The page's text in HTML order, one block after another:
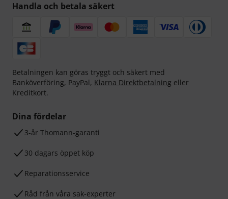
Handla och betala säkert
Betalningen kan göras tryggt och säkert med
Banköverföring, PayPal, Klarna Direktbetalning eller
Kreditkort.
Dina fördelar
3-år Thomann-garanti
30 dagars öppet köp
Reparationsservice
Råd från våra sak-experter